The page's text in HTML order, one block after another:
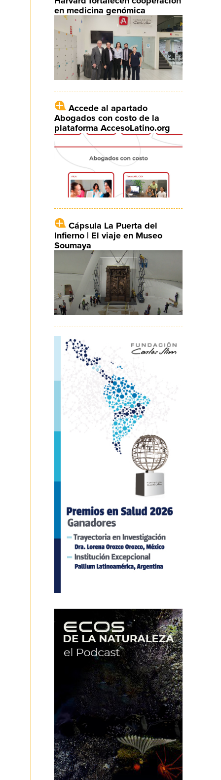
en medicina genómica
Accede al apartado
Abogados con costo de la
plataforma AccesoLatino.org
Cápsula La Puerta del
Infierno | El viaje en Museo
Soumaya